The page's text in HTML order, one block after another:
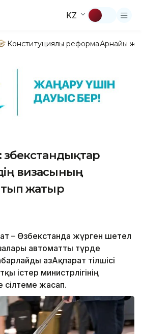
KZ
Конституциялық реформаАрнайы
визасының
жатыр
– Өзбекстанда жүрген шетел
автоматты түрде
ҚазАқпарат тілшісі
істер министрлігінің
сілтеме жасап.